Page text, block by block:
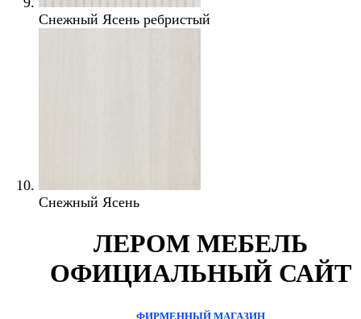
Снежный Ясень ребристый
Снежный Ясень
ЛЕРОМ МЕБЕЛЬ
ОФИЦИАЛЬНЫЙ САЙТ
ФИРМЕННЫЙ МАГАЗИН